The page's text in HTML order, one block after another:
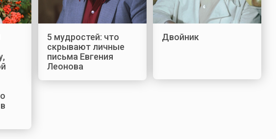
5 мудростей: что
скрывают личные
письма Евгения
Леонова
Двойник